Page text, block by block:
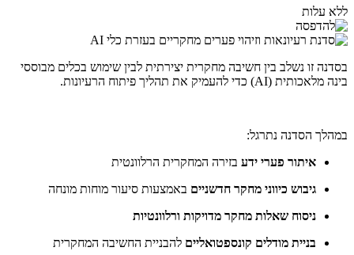
ללא עלות
בסדנה זו נשלב בין חשיבה מחקרית יצירתית לבין שימוש בכלים מבוססי
בינה מלאכותית (AI) כדי להעמיק את תהליך פיתוח הרעיונות.
במהלך הסדנה נתרגל:
איתור פערי ידע בזירה המחקרית הרלוונטית
גיבוש כיווני מחקר חדשניים באמצעות סיעור מוחות מונחה
ניסוח שאלות מחקר מדויקות ורלוונטיות
בניית מודלים קונספטואליים להבניית החשיבה המחקרית